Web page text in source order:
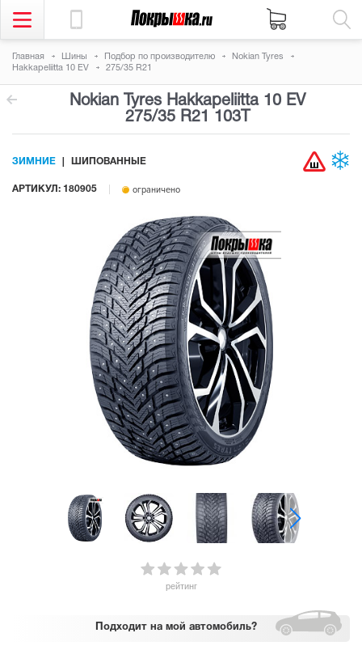
Главная Шины Подбор по производителю
Nokian Tyres
Hakkapeliitta 10 EV
275/35 R21
Nokian Tyres Hakkapeliitta 10 EV
275/35 R21 103T
рейтинг
АРТИКУЛ: 180905 ограничено
ЗИМНИЕ ШИПОВАННЫЕ
Подходит на мой автомобиль?